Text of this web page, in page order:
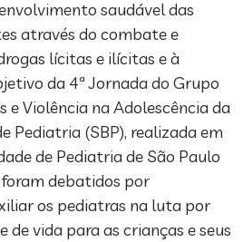
saudável das
através do combate e
lícitas e ilícitas e à
da 4ª Jornada do Grupo
e Violência na Adolescência da
Pediatria (SBP), realizada em
de Pediatria de São Paulo
foram debatidos por
os pediatras na luta por
de vida para as crianças e seus